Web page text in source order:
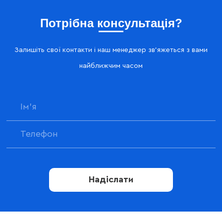
Потрібна консультація?
Залишіть свої контакти і наш менеджер зв'яжеться з вами
найближчим часом
Надіслати